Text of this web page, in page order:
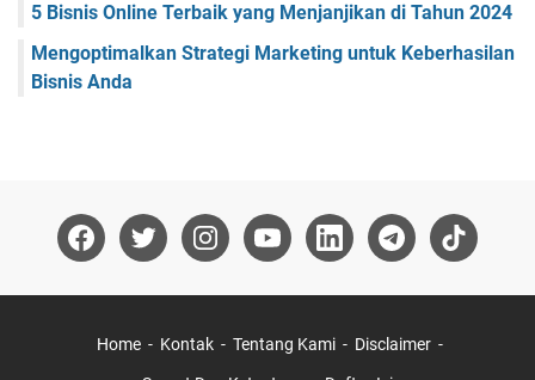
5 Bisnis Online Terbaik yang Menjanjikan di Tahun 2024
Mengoptimalkan Strategi Marketing untuk Keberhasilan
Bisnis Anda
Home Kontak Tentang Kami Disclaimer